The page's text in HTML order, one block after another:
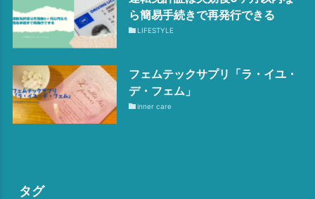
ら簡易手続きで再発行できる
LIFESTYLE
フェムテックサプリ「ラ・イユ・
デ・フェム」
inner care
タグ